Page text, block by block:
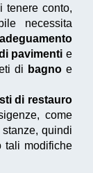
tenere conto,
necessita
adeguamento
pavimenti e
di bagno e
di restauro
come
quindi
tali modifiche